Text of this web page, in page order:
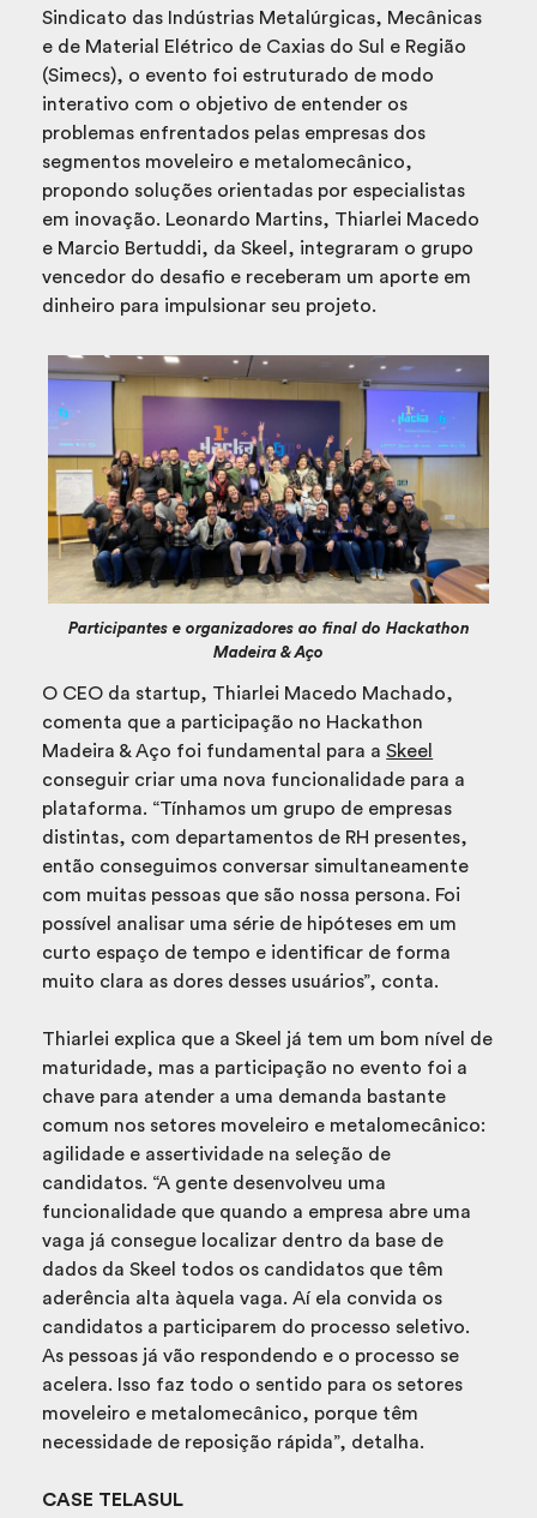
Sindicato das Indústrias Metalúrgicas, Mecânicas
e de Material Elétrico de Caxias do Sul e Região
(Simecs), o evento foi estruturado de modo
interativo com o objetivo de entender os
problemas enfrentados pelas empresas dos
segmentos moveleiro e metalomecânico,
propondo soluções orientadas por especialistas
em inovação. Leonardo Martins, Thiarlei Macedo
e Marcio Bertuddi, da Skeel, integraram o grupo
vencedor do desafio e receberam um aporte em
dinheiro para impulsionar seu projeto.
Participantes e organizadores ao final do Hackathon
Madeira & Aço
O CEO da startup, Thiarlei Macedo Machado,
comenta que a participação no Hackathon
Madeira & Aço foi fundamental para aSkeel
conseguir criar uma nova funcionalidade para a
plataforma. “Tínhamos um grupo de empresas
distintas, com departamentos de RH presentes,
então conseguimos conversar simultaneamente
com muitas pessoas que são nossa persona. Foi
possível analisar uma série de hipóteses em um
curto espaço de tempo e identificar de forma
muito clara as dores desses usuários”, conta.
Thiarlei explica que a Skeel já tem um bom nível de
maturidade, mas a participação no evento foi a
chave para atender a uma demanda bastante
comum nos setores moveleiro e metalomecânico:
agilidade e assertividade na seleção de
candidatos. “A gente desenvolveu uma
funcionalidade que quando a empresa abre uma
vaga já consegue localizar dentro da base de
dados da Skeel todos os candidatos que têm
aderência alta àquela vaga. Aí ela convida os
candidatos a participarem do processo seletivo.
As pessoas já vão respondendo e o processo se
acelera. Isso faz todo o sentido para os setores
moveleiro e metalomecânico, porque têm
necessidade de reposição rápida”, detalha.
CASE TELASUL